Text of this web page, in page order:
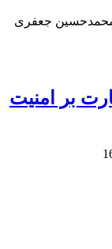
محمدحسین جعفری
بر امنیت